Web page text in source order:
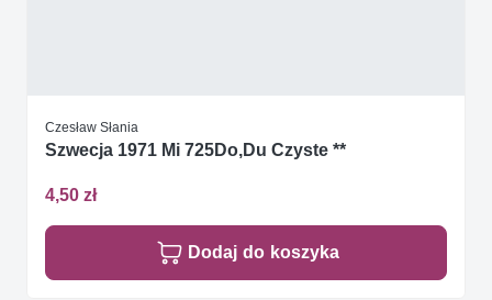
Czesław Słania
Szwecja 1971 Mi 725Do,Du Czyste **
4,50 zł
Dodaj do koszyka